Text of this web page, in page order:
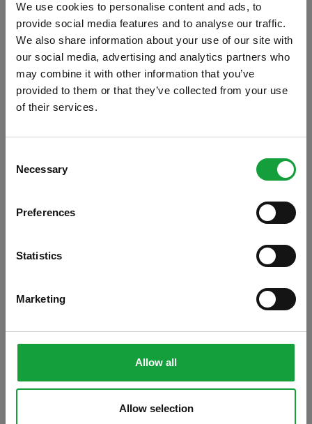
We use cookies to personalise content and ads, to
provide social media features and to analyse our traffic.
We also share information about your use of our site with
our social media, advertising and analytics partners who
may combine it with other information that you’ve
provided to them or that they’ve collected from your use
of their services.
Selection
Necessary
Preferences
Statistics
Marketing
Allow all
Allow selection
Bologna l’ edizione 2018 di “Birrai eretici” la
kermesse legata al mondo delle birre
artigianali che da alcuni anni è diventata un
appuntamento immancabile per gli amanti
ISCRIVITI ALLA NEWSLETTER
Resta aggiornato su tutte le ultime novita nel campo